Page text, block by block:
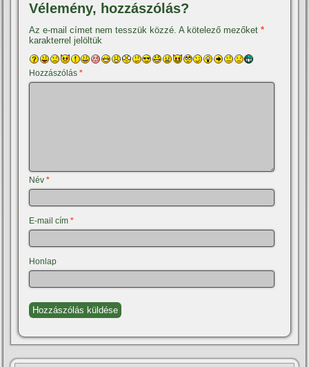
Vélemény, hozzászólás?
Az e-mail címet nem tesszük közzé. A kötelező mezőket*
karakterrel jelöltük
Hozzászólás*
Név*
E-mail cím*
Honlap